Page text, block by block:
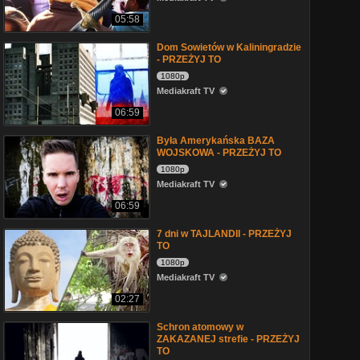
05:58
06:59
Dom Sowietów w Kaliningradzie
- PRZEŻYJ TO
1080p
Mediakraft TV
06:59
Była Amerykańska BAZA
WOJSKOWA - PRZEŻYJ TO
1080p
Mediakraft TV
02:27
7 dni w TAJLANDII - PRZEŻYJ
TO
1080p
Mediakraft TV
Schron atomowy w
ZAKAZANEJ strefie - PRZEŻYJ
TO